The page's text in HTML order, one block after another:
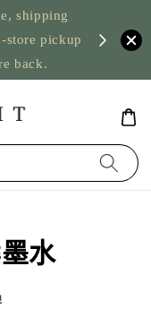
shipping
store pickup
back.
US
水